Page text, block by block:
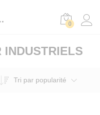
0
INDUSTRIELS
Tri par popularité